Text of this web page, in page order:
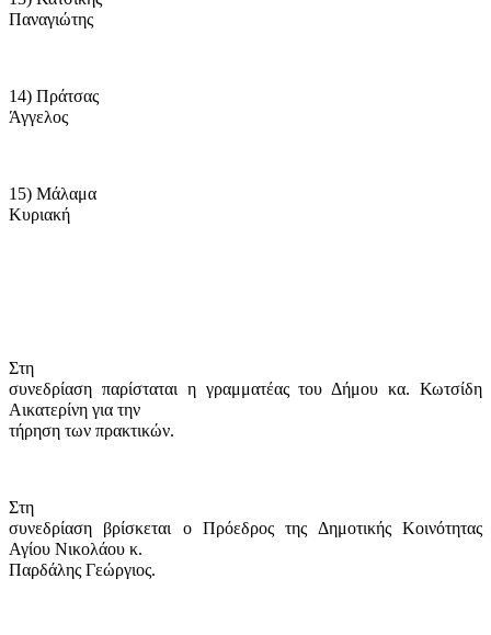
Παναγιώτης
14) Πράτσας
Άγγελος
15) Μάλαμα
Κυριακή
Στη
συνεδρίαση παρίσταται η γραμματέας του Δήμου κα. Κωτσίδη
Αικατερίνη για την
τήρηση των πρακτικών.
Στη
συνεδρίαση βρίσκεται ο Πρόεδρος της Δημοτικής Κοινότητας
Αγίου Νικολάου κ.
Παρδάλης Γεώργιος.